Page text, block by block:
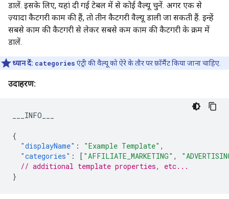
डालें. इसके लिए, यहां दी गई टेबल में से कोई वैल्यू चुनें. अगर एक से
ज़्यादा कैटगरी काम की हैं, तो तीन कैटगरी वैल्यू डाली जा सकती हैं. इन्हें
सबसे काम की कैटगरी से लेकर सबसे कम काम की कैटगरी के क्रम में
डालें.
ध्यान दें: categories एंट्री की वैल्यू को ऐरे के तौर पर फ़ॉर्मैट किया जाना चाहिए.
उदाहरण:
___INFO___
{
"displayName" : "Example Template" ,
"categories" : [ "AFFILIATE_MARKETING" ,
// additional template properties, etc...
}